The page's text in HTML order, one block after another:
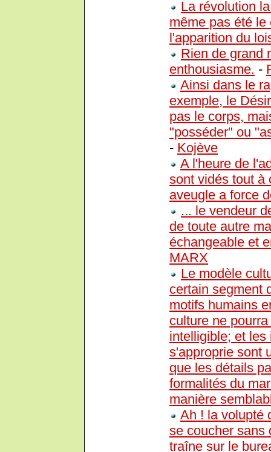
La révolution
même pas été
l'apparition du
Rien de grand
enthousiasme. -
Ainsi dans le
exemple, le
pas le corps,
"posséder" ou
- Kojève
A l'heure de
sont vidés tout à
aveugle a force
... le vendeur
de toute autre
échangeable et
MARX
Le modèle
certain segment
motifs humains
culture ne
intelligible; et
s'approprie sont
que les détails
formalités du
manière
Ah ! la volupté
se coucher sans
traîne sur le